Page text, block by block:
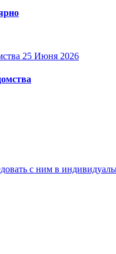
25 Июня 2026
с ним в